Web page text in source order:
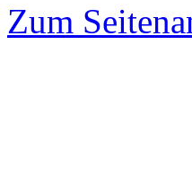
Zum